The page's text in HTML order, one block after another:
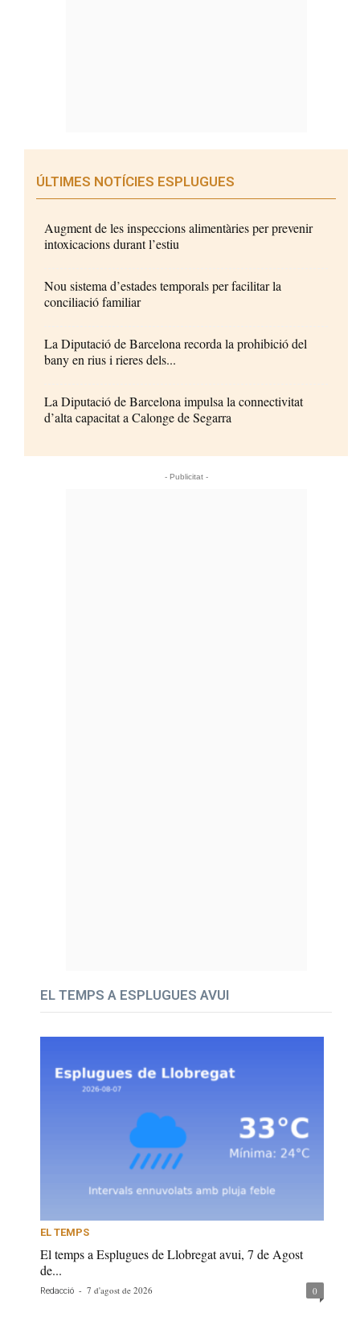
ÚLTIMES NOTÍCIES ESPLUGUES
Augment de les inspeccions alimentàries per prevenir
intoxicacions durant l’estiu
Nou sistema d’estades temporals per facilitar la
conciliació familiar
La Diputació de Barcelona recorda la prohibició del
bany en rius i rieres dels...
La Diputació de Barcelona impulsa la connectivitat
d’alta capacitat a Calonge de Segarra
- Publicitat -
EL TEMPS A ESPLUGUES AVUI
EL TEMPS
El temps a Esplugues de Llobregat avui, 7 de Agost
de...
Redacció - 7 d'agost de 2026 0